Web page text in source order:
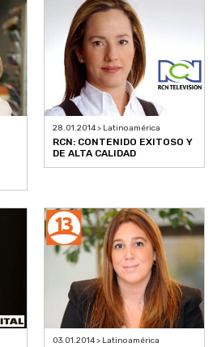
28.01.2014 > Latinoamérica
RCN: CONTENIDO EXITOSO Y
DE ALTA CALIDAD
03.01.2014 > Latinoamérica